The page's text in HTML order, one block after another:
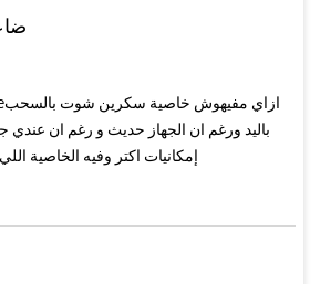
إمكانيات اكتر وفيه الخاصية